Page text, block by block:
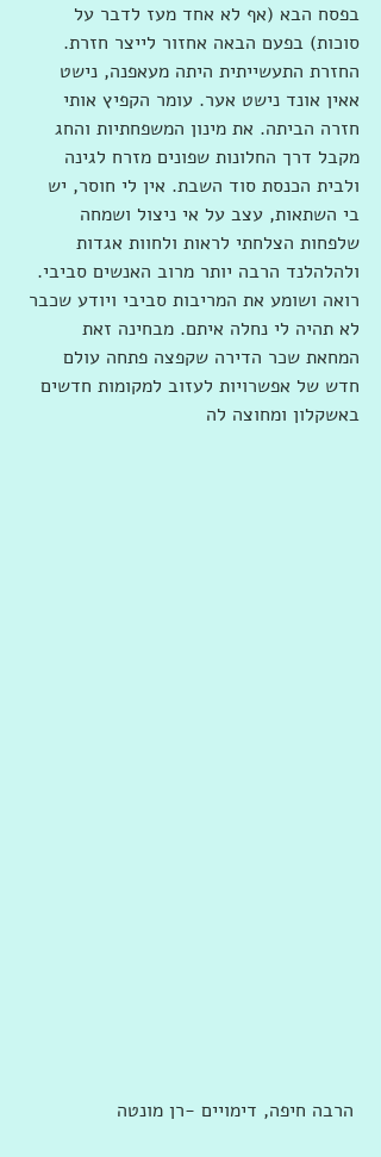
בפסח הבא (אף לא אחד מעז לדבר על
סוכות) בפעם הבאה אחזור לייצר חזרת.
החזרת התעשייתית היתה מעאפנה, נישט
אאין אונד נישט אער. עומר הקפיץ אותי
חזרה הביתה. את מינון המשפחתיות והחג
מקבל דרך החלונות שפונים מזרח לגינה
ולבית הכנסת סוד השבת. אין לי חוסר, יש
בי השתאות, עצב על אי ניצול ושמחה
שלפחות הצלחתי לראות ולחוות אגדות
ולהלהלנד הרבה יותר מרוב האנשים סביבי.
רואה ושומע את המריבות סביבי ויודע שכבר
לא תהיה לי נחלה איתם. מבחינה זאת
המחאת שכר הדירה שקפצה פתחה עולם
חדש של אפשרויות לעזוב למקומות חדשים
באשקלון ומחוצה לה